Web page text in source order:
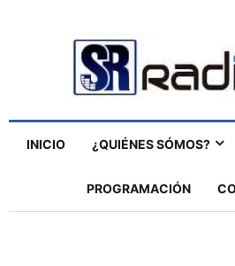
INICIO ¿QUIÉNES SÓMOS?
PROGRAMACIÓN